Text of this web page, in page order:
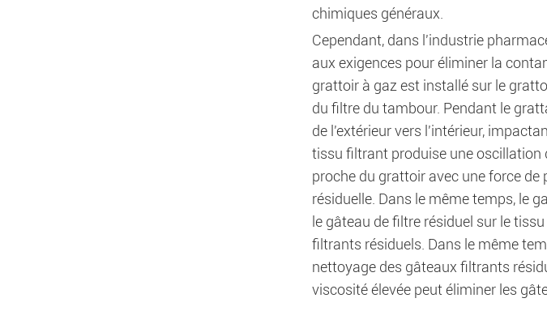
chimiques généraux.
Cependant, dans l'industrie
aux exigences pour éliminer la
grattoir à gaz est installé sur le
du filtre du tambour. Pendant le
de l'extérieur vers l'intérieur,
tissu filtrant produise une oscillation
proche du grattoir avec une force
résiduelle. Dans le même temps, le
le gâteau de filtre résiduel sur le
filtrants résiduels. Dans le même
nettoyage des gâteaux filtrants
viscosité élevée peut éliminer les